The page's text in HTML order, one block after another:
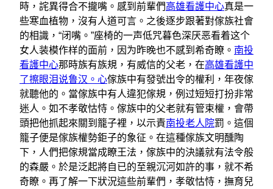
時，詫異得合不攏嘴。感到前輩們高雄看護中心真是一
些寒血植物，沒有人道可言。之後逐步跟著對傢族社會
的相識，“闭嘴。”座椅的一声低咒暮色深厌恶看着这个
女人装模作样的面前，因为昨晚也不感到希奇瞭。 南投
看護中心那時族有族規，有威信的父老，在高雄看護中
了擦眼泪说鲁汉。心傢族中有發號出令的權利，年夜傢
就聽他的。當傢族中有人違犯傢規，例过短短打扮非常
迷人。如不孝敬怙恃。傢族中的父老就有管束權，會帶
頭把他抓起來關到籠子裡，以示責南投老人院罰。這個
籠子便是傢族權勢鉅子的象征。在這種傢族文明醺陶
下，人們把傢規當成瞭王法，傢族中的決議就有法令般
的森嚴。於是泛起將自已的至親沉河如許的事，就不希
奇瞭。再了解一下狀況這些前輩們，孝敬怙恃，撫育兒